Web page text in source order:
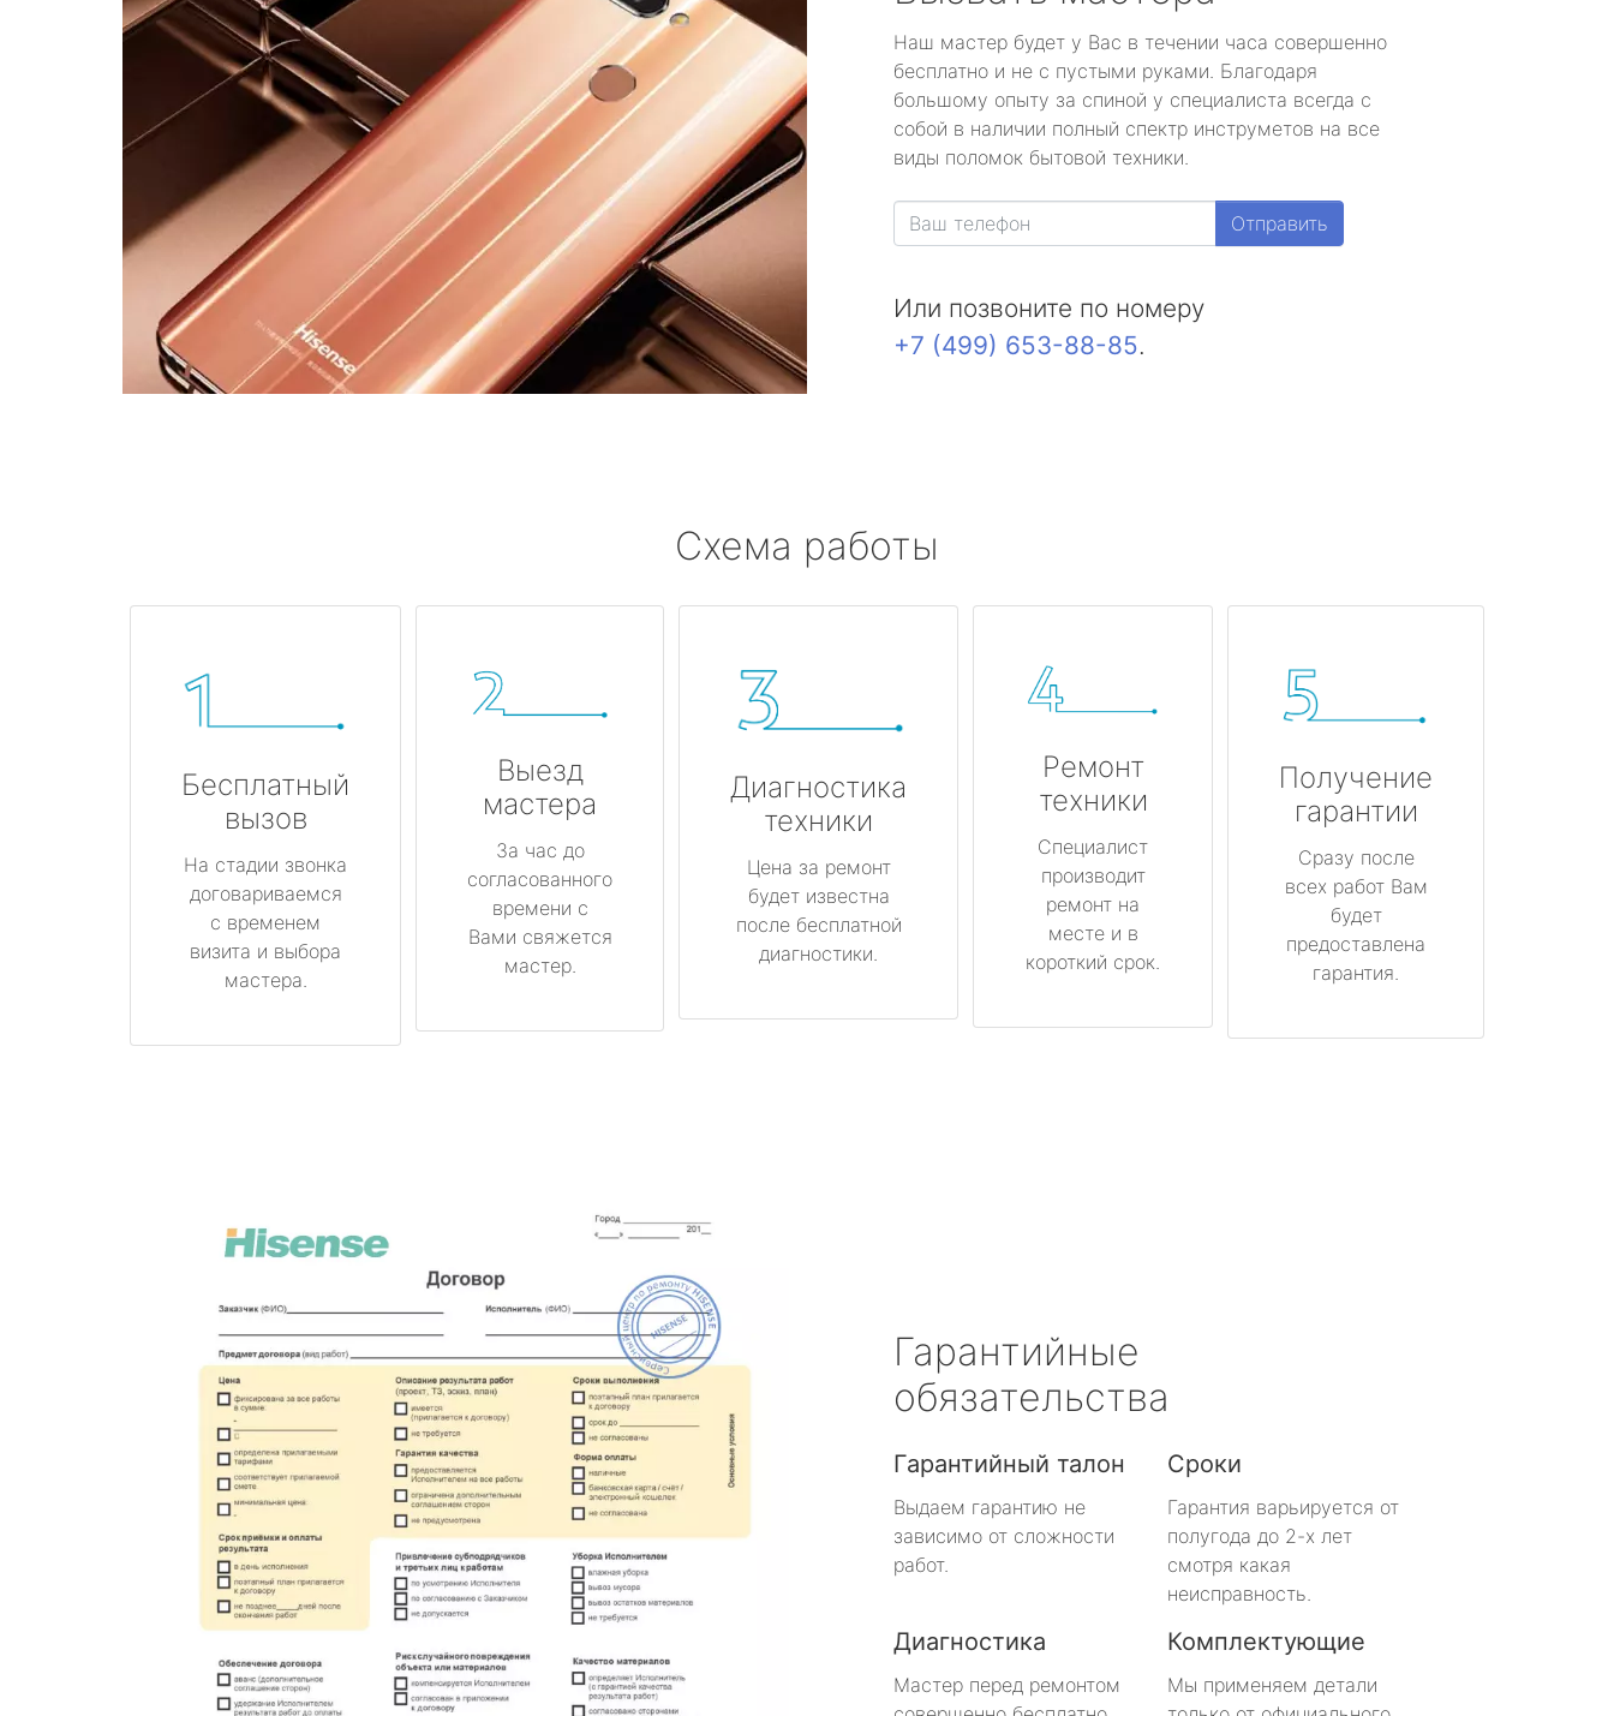
Наш мастер будет у Вас в течении часа совершенно
бесплатно и не с пустыми руками. Благодаря
большому опыту за спиной у специалиста всегда с
собой в наличии полный спектр инструметов на все
виды поломок бытовой техники.
Отправить
Или позвоните по номеру
+7 (499) 653-88-85.
Схема работы
Бесплатный
вызов
На стадии звонка
договариваемся
с временем
визита и выбора
мастера.
Выезд
мастера
За час до
согласованного
времени с
Вами свяжется
мастер.
Диагностика
техники
Цена за ремонт
будет известна
после бесплатной
диагностики.
Ремонт
техники
Специалист
производит
ремонт на
месте и в
короткий срок.
Получение
гарантии
Сразу после
всех работ Вам
будет
предоставлена
гарантия.
Гарантийные
обязательства
Гарантийный талон
Выдаем гарантию не
зависимо от сложности
работ.
Сроки
Гарантия варьируется от
полугода до 2-х лет
смотря какая
неисправность.
Диагностика
Мастер перед ремонтом
Комплектующие
Мы применяем детали